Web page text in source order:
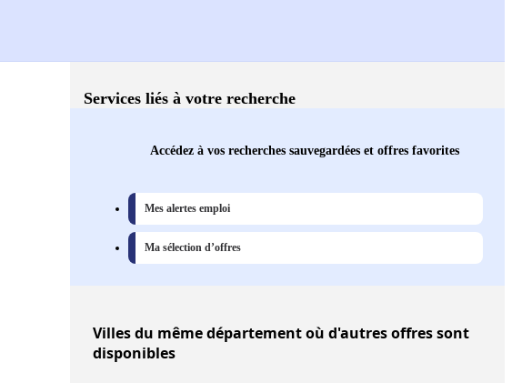
Services liés à votre recherche
Accédez à vos recherches sauvegardées et offres favorites
Mes alertes emploi
Ma sélection d’offres
Villesdu même département où d'autres offres sont
disponibles